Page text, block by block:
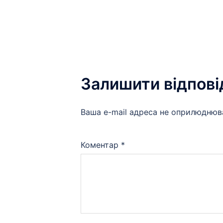
Залишити
Ваша e-mail адреса не
Коментар *